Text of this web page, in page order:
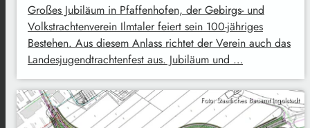
Großes Jubiläum in Pfaffenhofen, der Gebirgs- und
Volkstrachtenverein Ilmtaler feiert sein 100-jähriges
Bestehen. Aus diesem Anlass richtet der Verein auch das
Landesjugendtrachtenfest aus. Jubiläum und …
Foto: Staatliches Bauamt Ingolstadt